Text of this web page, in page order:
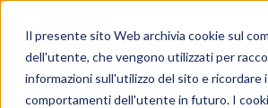
Il presente sito Web archivia cookie sul
dell'utente, che vengono utilizzati per
informazioni sull'utilizzo del sito e ricordare i
comportamenti dell'utente in futuro. I